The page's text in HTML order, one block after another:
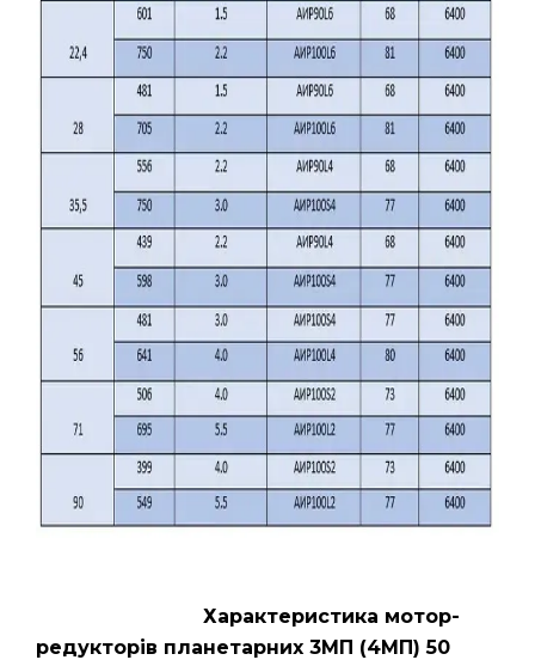
Характеристика мотор-
редукторів планетарних 3МП (4МП) 50